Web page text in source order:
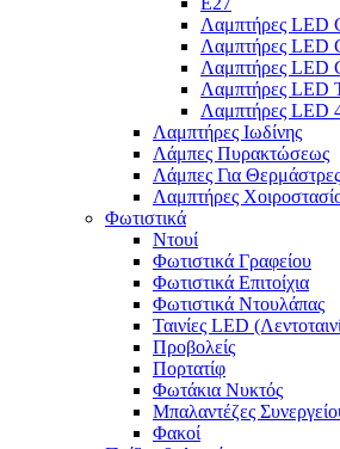
Λαμπτήρες LED
Λαμπτήρες LED
Λαμπτήρες LED
Λαμπτήρες LED
Λαμπτήρες LED
Λαμπτήρες Ιωδίνης
Λάμπες Πυρακτώσεως
Λάμπες Για Θερμάστρες
Λαμπτήρες
Φωτιστικά
Ντουί
Φωτιστικά Γραφείου
Φωτιστικά Επιτοίχια
Φωτιστικά Ντουλάπας
Ταινίες LED
Προβολείς
Πορτατίφ
Φωτάκια Νυκτός
Μπαλαντέζες
Φακοί